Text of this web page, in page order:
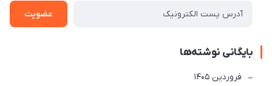
عضویت
بایگانی نوشته‌ها
فروردین 1405